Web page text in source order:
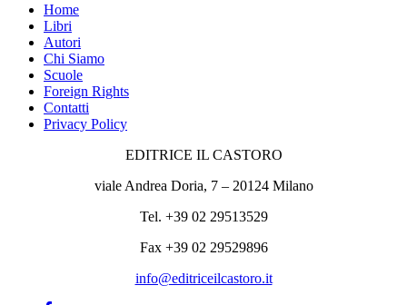
Home
Libri
Autori
Chi Siamo
Scuole
Foreign Rights
Contatti
Privacy Policy
EDITRICE IL CASTORO
viale Andrea Doria, 7 – 20124 Milano
Tel. +39 02 29513529
Fax +39 02 29529896
info@editriceilcastoro.it